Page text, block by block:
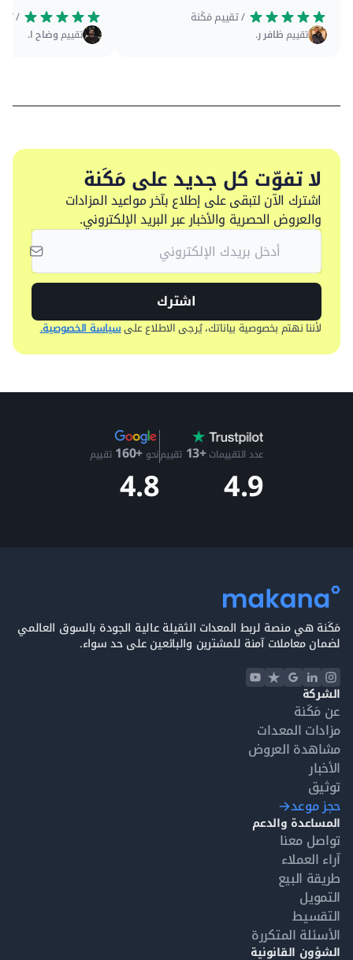
تقييمظافر ر. تقييموضاح ا.
لا تفوّت كل جديد على مَكَنة
اشترك الآن لتبقى على إطلاع بآخر مواعيد المزادات
والعروض الحصرية والأخبار عبر البريد الإلكتروني.
اشترك
لأننا نهتم بخصوصية بياناتك، يُرجى الاطلاع علىسياسة الخصوصية.
عدد التقييمات+13 تقييم
4.9
نحو +160 تقييم
4.8
مَكَنة هي منصة لربط المعدات الثقيلة عالية الجودة بالسوق العالمي
لضمان معاملات آمنة للمشترين والبائعين على حد سواء.
الشركة
عن مَكَنة
مزادات المعدات
مشاهدة العروض
الأخبار
توثيق
حجز موعد
المساعدة والدعم
تواصل معنا
آراء العملاء
طريقة البيع
التمويل
التقسيط
الأسئلة المتكررة
الشؤون القانونية